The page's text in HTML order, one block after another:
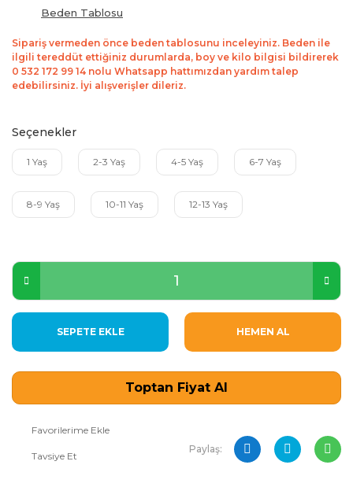
Beden Tablosu
Sipariş vermeden önce beden tablosunu inceleyiniz. Beden ile
ilgili tereddüt ettiğiniz durumlarda, boy ve kilo bilgisi bildirerek
0 532 172 99 14 nolu Whatsapp hattımızdan yardım talep
edebilirsiniz. İyi alışverişler dileriz.
Seçenekler
1 Yaş 2-3 Yaş 4-5 Yaş 6-7 Yaş
8-9 Yaş 10-11 Yaş 12-13 Yaş
SEPETE EKLE HEMEN AL
Toptan Fiyat Al
Tavsiye Et
Paylaş: